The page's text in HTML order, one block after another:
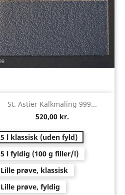
Vis her
St. Astier Kalkmaling 999...
520,00 kr.
5 l klassisk (uden fyld)
5 l fyldig (100 g filler/l)
Lille prøve, klassisk
Lille prøve, fyldig